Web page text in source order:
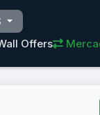
Offers